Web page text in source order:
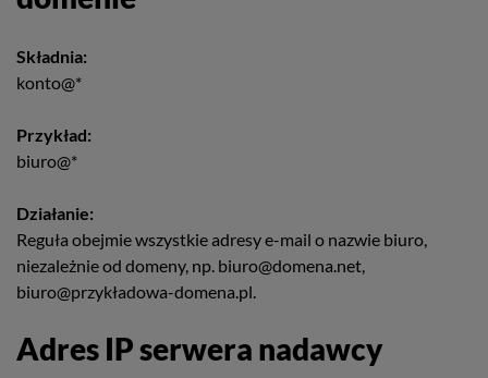
Składnia:
konto@*
Przykład:
biuro@*
Działanie:
Reguła obejmie wszystkie adresy e-mail o nazwie biuro,
niezależnie od domeny, np. biuro@domena.net,
biuro@przykładowa-domena.pl.
Adres IP serwera nadawcy